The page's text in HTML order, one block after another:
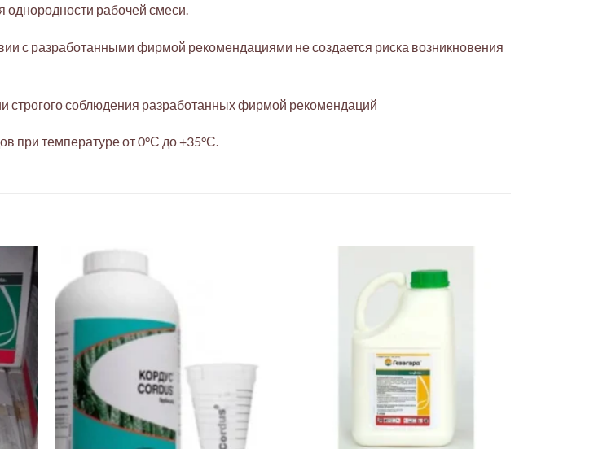
рабочей смеси.
с разработанными фирмой рекомендациями не создается риска возникновения
строгого соблюдения разработанных фирмой рекомендаций
при температуре от 0°С до +35°С.